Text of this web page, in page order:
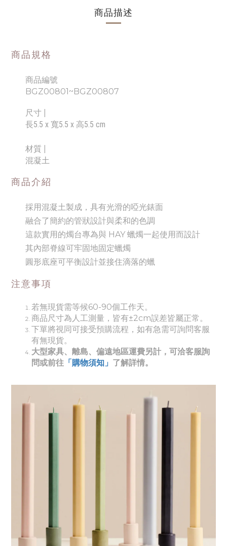
商品描述
商品規格
商品編號
BGZ00801~BGZ00807
尺寸
長5.5 x 寬5.5 x 高5.5 cm
材質 |
混凝土
商品介紹
採用混凝土製成，具有光滑的啞光錶面
融合了簡約的管狀設計與柔和的色調
這款實用的燭台專為與 HAY 蠟燭一起使用而設計
其內部脊線可牢固地固定蠟燭
圓形底座可平衡設計並接住滴落的蠟
注意事項
若無現貨需等候60-90個工作天。
商品尺寸為人工測量，皆有±2cm誤差皆屬正常。
下單將視同可接受預購流程，如有急需可詢問客服
有無現貨。
大型家具、離島、偏遠地區運費另計，可洽客服詢
問或前往 「購物須知」 了解詳情。